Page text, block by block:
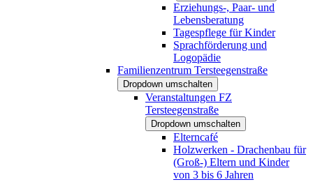
Erziehungs-, Paar- und
Lebensberatung
Tagespflege für Kinder
Sprachförderung und
Logopädie
Familienzentrum Tersteegenstraße
Dropdown umschalten
Veranstaltungen FZ
Tersteegenstraße
Dropdown umschalten
Elterncafé
Holzwerken - Drachenbau für
(Groß-) Eltern und Kinder
von 3 bis 6 Jahren